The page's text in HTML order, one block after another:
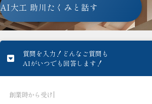
AI大工 助川たくみと話す
質問を入力！どんなご質問も
AIがいつでも回答します！